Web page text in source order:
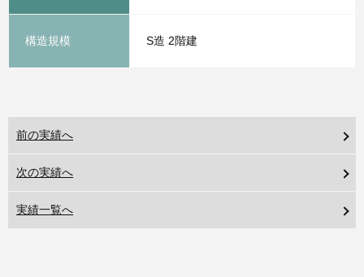
構造規模 S造 2階建
前の実績へ
次の実績へ
実績一覧へ